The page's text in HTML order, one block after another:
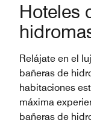
Hoteles
Relájate en el
bañeras de
habitaciones
máxima
bañeras de